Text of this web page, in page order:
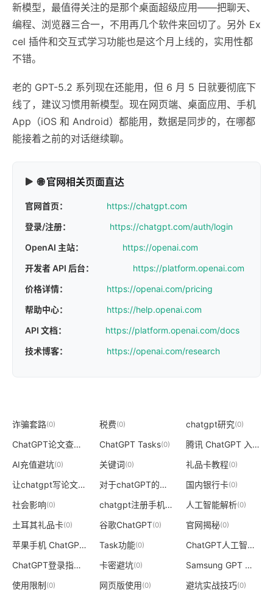
新模型，最值得关注的是那个桌面超级应用——把聊天、
编程、浏览器三合一，不用再几个软件来回切了。另外 Ex
cel 插件和交互式学习功能也是这个月上线的，实用性都
不错。
老的 GPT-5.2 系列现在还能用，但 6 月 5 日就要彻底下
线了，建议习惯用新模型。现在网页端、桌面应用、手机
App（iOS 和 Android）都能用，数据是同步的，在哪都
能接着之前的对话继续聊。
🌐 官网相关页面直达
官网首页：
https://chatgpt.com
登录/注册：
https://chatgpt.com/auth/login
OpenAI 主站：
https://openai.com
开发者 API 后台：
https://platform.openai.com
价格详情：
https://openai.com/pricing
帮助中心：
https://help.openai.com
API 文档：
https://platform.openai.com/docs
技术博客：
https://openai.com/research
诈骗套路(0) 税费(0) chatgpt研究(0)
ChatGPT论文查重 ChatGPT Tasks(0) 腾讯 ChatGPT 入口
AI充值避坑(0) 关键词(0) 礼品卡教程(0)
让chatgpt写论文
(0) 对于chatGPT的评价 国内银行卡(0)
社会影响(0) chatgpt注册手机
(0) 人工智能解析(0)
土耳其礼品卡(0) 谷歌ChatGPT(0) 官网揭秘(0)
苹果手机 ChatGPT登录 (0)
Task功能(0)
ChatGPT人工智能股票
ChatGPT登录指南
卡密避坑(0)
Samsung GPT 避坑指南
使用限制(0) 网页版使用(0) 避坑实战技巧(0)